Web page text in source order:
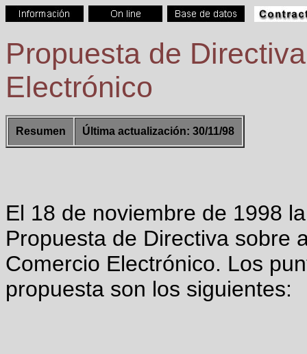
Propuesta de
Electrónico
Resumen Última actualización: 30/11/98
El 18 de noviembre de 1998
Propuesta de Directiva sobre
Comercio Electrónico. Los
propuesta son los siguientes: